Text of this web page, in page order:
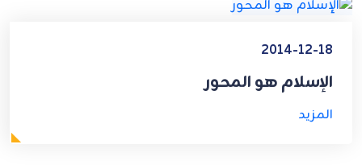
2014-12-18
الإسلام هو المحور
المزيد